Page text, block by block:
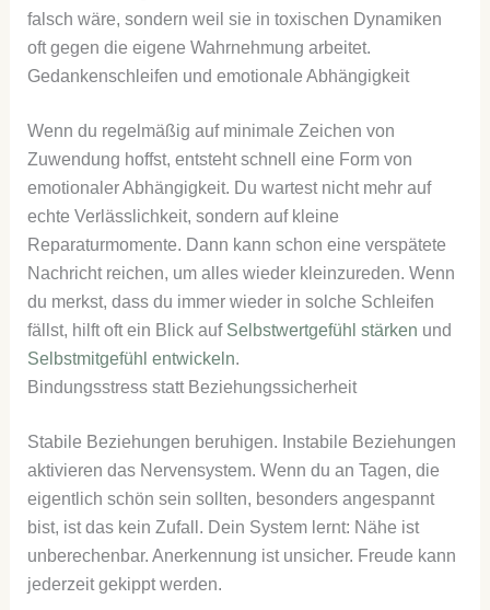
falsch wäre, sondern weil sie in toxischen Dynamiken
oft gegen die eigene Wahrnehmung arbeitet.
Gedankenschleifen und emotionale Abhängigkeit
Wenn du regelmäßig auf minimale Zeichen von
Zuwendung hoffst, entsteht schnell eine Form von
emotionaler Abhängigkeit. Du wartest nicht mehr auf
echte Verlässlichkeit, sondern auf kleine
Reparaturmomente. Dann kann schon eine verspätete
Nachricht reichen, um alles wieder kleinzureden. Wenn
du merkst, dass du immer wieder in solche Schleifen
fällst, hilft oft ein Blick auf Selbstwertgefühl stärken und
Selbstmitgefühl entwickeln.
Bindungsstress statt Beziehungssicherheit
Stabile Beziehungen beruhigen. Instabile Beziehungen
aktivieren das Nervensystem. Wenn du an Tagen, die
eigentlich schön sein sollten, besonders angespannt
bist, ist das kein Zufall. Dein System lernt: Nähe ist
unberechenbar. Anerkennung ist unsicher. Freude kann
jederzeit gekippt werden.